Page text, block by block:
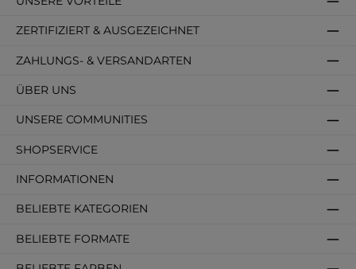
SHOPSERVICE
INFORMATIONEN
BELIEBTE KATEGORIEN
BELIEBTE FORMATE
ZAHLUNGS- & VERSANDARTEN
ÜBER UNS
ZERTIFIZIERT & AUSGEZEICHNET
UNSERE COMMUNITIES